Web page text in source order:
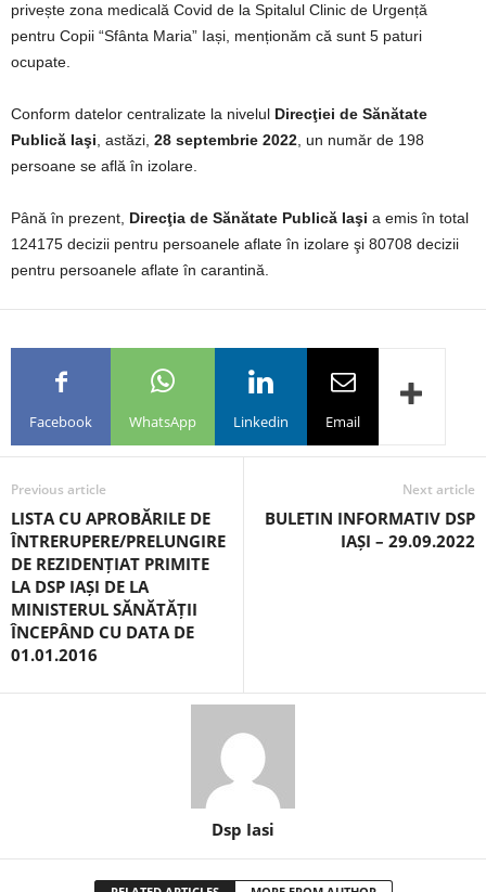
privește zona medicală Covid de la Spitalul Clinic de Urgență
pentru Copii “Sfânta Maria” Iași, menționăm că sunt 5 paturi
ocupate.
Conform datelor centralizate la nivelul Direcţiei de Sănătate
Publică Iaşi , astăzi, 28 septembrie 2022 , un număr de 198
persoane se află în izolare.
Până în prezent, Direcţia de Sănătate Publică Iaşi a emis în total
124175 decizii pentru persoanele aflate în izolare şi 80708 decizii
pentru persoanele aflate în carantină.
Facebook WhatsApp Linkedin Email
Previous article
LISTA CU APROBĂRILE DE
ÎNTRERUPERE/PRELUNGIRE
DE REZIDENȚIAT PRIMITE
LA DSP IAȘI DE LA
MINISTERUL SĂNĂTĂȚII
ÎNCEPÂND CU DATA DE
01.01.2016
Next article
BULETIN INFORMATIV DSP
IAȘI – 29.09.2022
Dsp Iasi